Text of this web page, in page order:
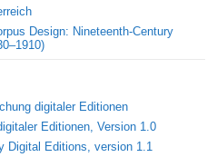
Design: Nineteenth-Century
digitaler Editionen
Editionen, Version 1.0
Digital Editions, version 1.1